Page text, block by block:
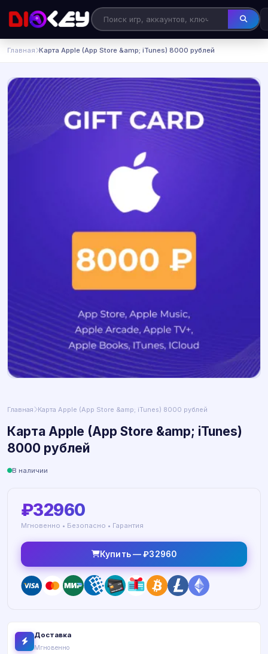
Главная Карта Apple (App Store &amp; iTunes) 8000 рублей
Главная Карта Apple (App Store &amp; iTunes) 8000 рублей
Карта Apple (App Store &amp; iTunes)
8000 рублей
В наличии
₽32960
Мгновенно • Безопасно • Гарантия
Купить — ₽32960
Доставка
Мгновенно